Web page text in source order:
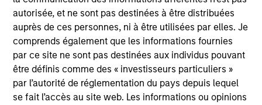
autorisée, et ne sont pas destinées à être distribuées
auprès de ces personnes, ni à être utilisées par elles. Je
comprends également que les informations fournies
par ce site ne sont pas destinées aux individus pouvant
être définis comme des « investisseurs particuliers »
par l’autorité de réglementation du pays depuis lequel
se fait l’accès au site web. Les informations ou opinions
information contained in any hyperlinked site. In no event
shall we be responsible for the information contained on
the site or your use of such site.